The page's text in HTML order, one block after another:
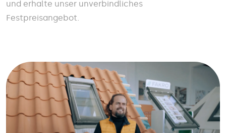
und erhalte unser unverbindliches
Festpreisangebot.